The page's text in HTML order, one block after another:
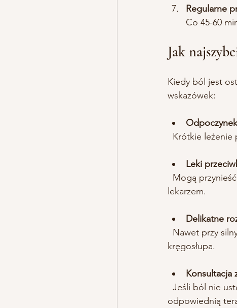
Regularne
Co 45-60
Jak
Kiedy ból jest
wskazówek:
Krótkie
Leki
lekarzem.
Delikatne
kręgosłupa.
Konsultacja
odpowiednią